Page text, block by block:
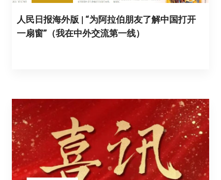
人民日报海外版 | “为阿拉伯朋友了解中国打开
一扇窗”（我在中外交流第一线）